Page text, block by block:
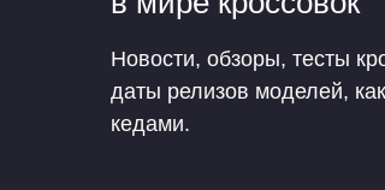
Новости, обзоры, тесты
даты релизов моделей,
кедами.